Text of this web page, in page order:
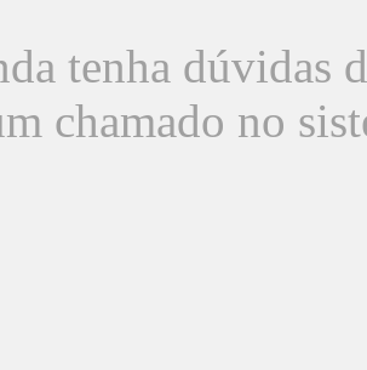
tenha dúvidas
chamado no